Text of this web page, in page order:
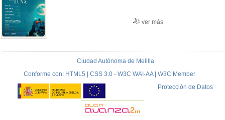
ver más
Ciudad Autónoma de Melilla
Conforme con: HTML5 | CSS 3.0 - W3C WAI-AA | W3C Member
Protección de Datos